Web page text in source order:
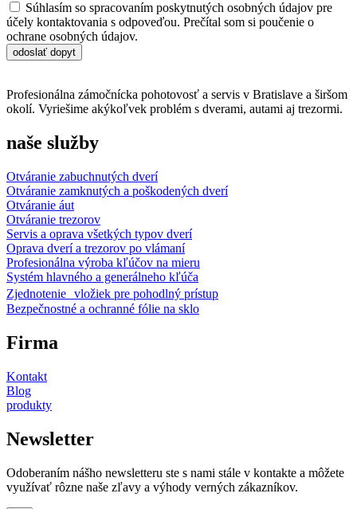
Súhlasím so spracovaním poskytnutých osobných údajov pre
účely kontaktovania s odpoveďou. Prečítal som si poučenie o
ochrane osobných údajov.
odoslať dopyt
Profesionálna zámočnícka pohotovosť a servis v Bratislave a širšom
okolí. Vyriešime akýkoľvek problém s dverami, autami aj trezormi.
naše služby
Otváranie zabuchnutých dverí
Otváranie zamknutých a poškodených dverí
Otváranie áut
Otváranie trezorov
Servis a oprava všetkých typov dverí
Oprava dverí a trezorov po vlámaní
Profesionálna výroba kľúčov na mieru
Systém hlavného a generálneho kľúča
Zjednotenie vložiek pre pohodlný prístup
Bezpečnostné a ochranné fólie na sklo
Firma
Kontakt
Blog
produkty
Newsletter
Odoberaním nášho newsletteru ste s nami stále v kontakte a môžete
využívať rôzne naše zľavy a výhody verných zákazníkov.